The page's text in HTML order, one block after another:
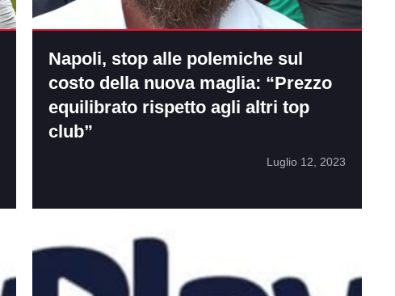
Napoli, stop alle polemiche sul
costo della nuova maglia: “Prezzo
equilibrato rispetto agli altri top
club”
Luglio 12, 2023